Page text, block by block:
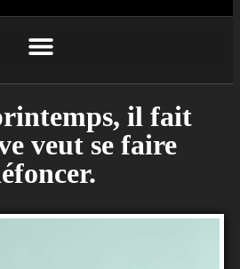
il fait
veut se faire